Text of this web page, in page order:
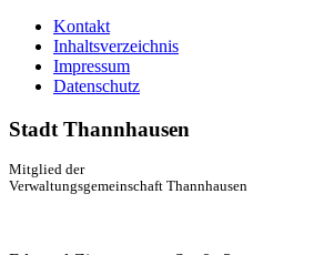
Kontakt
Inhaltsverzeichnis
Impressum
Datenschutz
Stadt Thannhausen
Mitglied der
Verwaltungsgemeinschaft Thannhausen